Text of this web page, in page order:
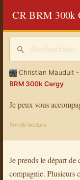
CR BRM 300k
Christian Mauduit
BRM 300k Cergy
Je peux vous
5m de lecture
Je prends le départ
compagnie. Plusieurs